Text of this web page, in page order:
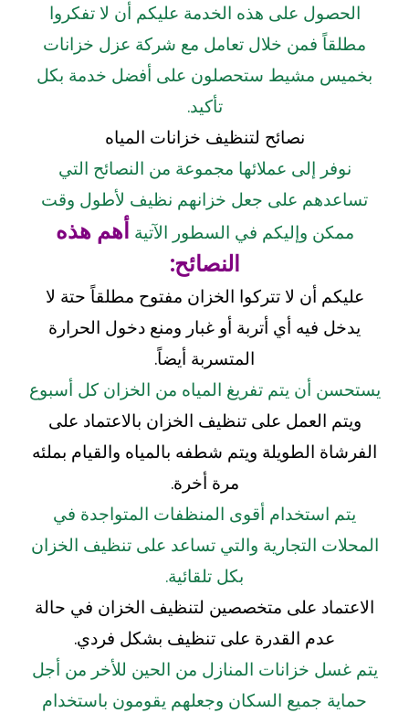
الحصول على هذه الخدمة عليكم أن لا تفكروا
مطلقاً فمن خلال تعامل مع شركة عزل خزانات
بخميس مشيط ستحصلون على أفضل خدمة بكل
تأكيد.
نصائح لتنظيف خزانات المياه
نوفر إلى عملائها مجموعة من النصائح التي
تساعدهم على جعل خزانهم نظيف لأطول وقت
ممكن وإليكم في السطور الآتية أهم هذه
النصائح:
عليكم أن لا تتركوا الخزان مفتوح مطلقاً حتة لا
يدخل فيه أي أتربة أو غبار ومنع دخول الحرارة
المتسربة أيضاً.
يستحسن أن يتم تفريغ المياه من الخزان كل أسبوع
ويتم العمل على تنظيف الخزان بالاعتماد على
الفرشاة الطويلة ويتم شطفه بالمياه والقيام بملئه
مرة أخرة.
يتم استخدام أقوى المنظفات المتواجدة في
المحلات التجارية والتي تساعد على تنظيف الخزان
بكل تلقائية.
الاعتماد على متخصصين لتنظيف الخزان في حالة
عدم القدرة على تنظيف بشكل فردي.
يتم غسل خزانات المنازل من الحين للأخر من أجل
حماية جميع السكان وجعلهم يقومون باستخدام